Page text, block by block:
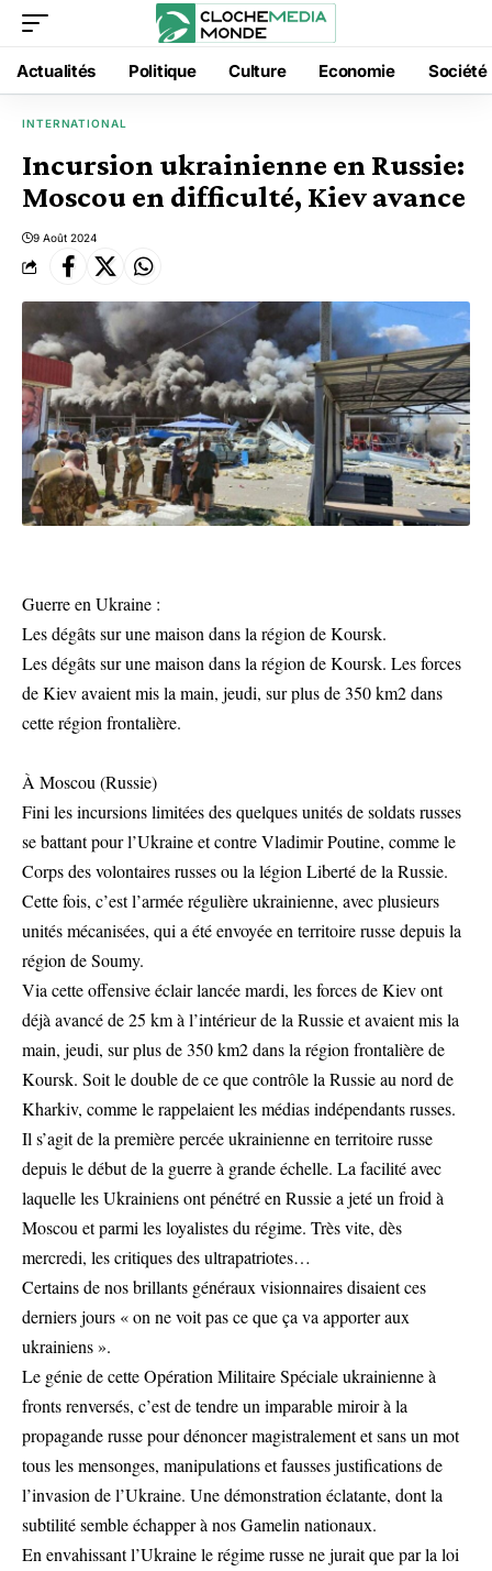
Actualités Politique Culture Economie Société
INTERNATIONAL
Incursion ukrainienne en Russie:
Moscou en difficulté, Kiev avance
9 Août 2024
Guerre en Ukraine :
Les dégâts sur une maison dans la région de Koursk.
Les dégâts sur une maison dans la région de Koursk. Les forces
de Kiev avaient mis la main, jeudi, sur plus de 350 km2 dans
cette région frontalière.
À Moscou (Russie)
Fini les incursions limitées des quelques unités de soldats russes
se battant pour l’Ukraine et contre Vladimir Poutine, comme le
Corps des volontaires russes ou la légion Liberté de la Russie.
Cette fois, c’est l’armée régulière ukrainienne, avec plusieurs
unités mécanisées, qui a été envoyée en territoire russe depuis la
région de Soumy.
Via cette offensive éclair lancée mardi, les forces de Kiev ont
déjà avancé de 25 km à l’intérieur de la Russie et avaient mis la
main, jeudi, sur plus de 350 km2 dans la région frontalière de
Koursk. Soit le double de ce que contrôle la Russie au nord de
Kharkiv, comme le rappelaient les médias indépendants russes.
Il s’agit de la première percée ukrainienne en territoire russe
depuis le début de la guerre à grande échelle. La facilité avec
laquelle les Ukrainiens ont pénétré en Russie a jeté un froid à
Moscou et parmi les loyalistes du régime. Très vite, dès
mercredi, les critiques des ultrapatriotes…
Certains de nos brillants généraux visionnaires disaient ces
derniers jours « on ne voit pas ce que ça va apporter aux
ukrainiens ».
Le génie de cette Opération Militaire Spéciale ukrainienne à
fronts renversés, c’est de tendre un imparable miroir à la
propagande russe pour dénoncer magistralement et sans un mot
tous les mensonges, manipulations et fausses justifications de
l’invasion de l’Ukraine. Une démonstration éclatante, dont la
subtilité semble échapper à nos Gamelin nationaux.
En envahissant l’Ukraine le régime russe ne jurait que par la loi